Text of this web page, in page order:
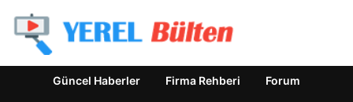
Güncel Haberler Firma Rehberi Forum